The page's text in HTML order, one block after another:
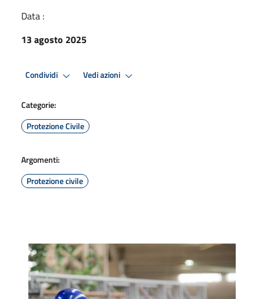
Data :
13 agosto 2025
Condividi Vedi azioni
Categorie:
Protezione Civile
Argomenti:
Protezione civile